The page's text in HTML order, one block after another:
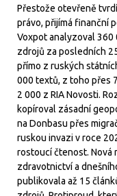
Přestože otevřeně
právo, přijímá finanční
Voxpot analyzoval
zdrojů za posledních
přímo z ruských
000 textů, z toho přes
2 000 z RIA Novosti.
kopíroval zásadní
na Donbasu přes
ruskou invazi v roce
rostoucí čtenost. Nová
zdravotnictví a
publikovala až 15